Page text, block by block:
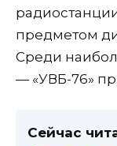
предметом
Среди
— «УВБ-76»
Сейчас